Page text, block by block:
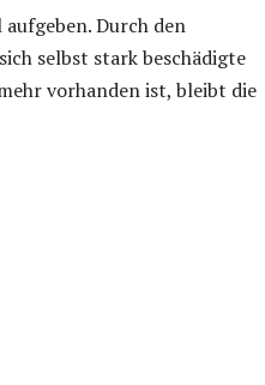
Durch den
selbst stark beschädigte
vorhanden ist, bleibt die